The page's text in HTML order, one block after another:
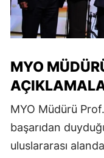
MYO
MYO Müdürü
başarıdan
uluslararası